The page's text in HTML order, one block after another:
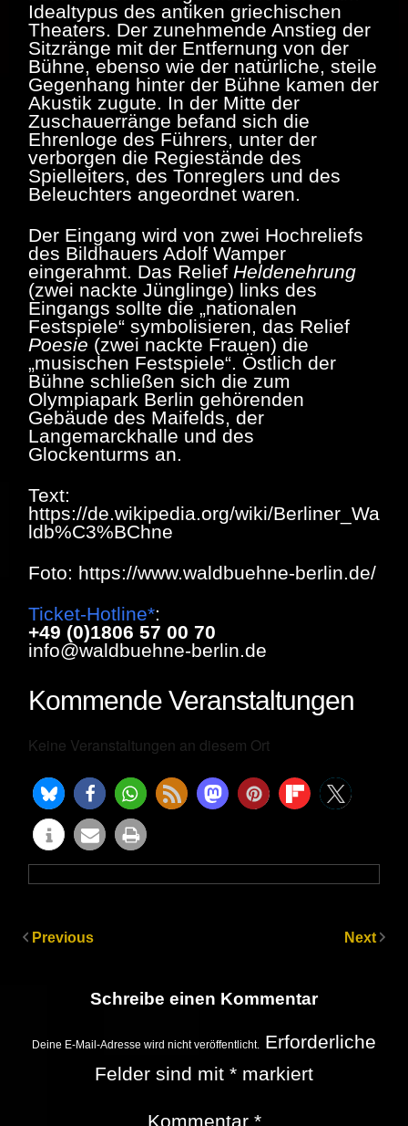
Idealtypus des antiken griechischen
Theaters. Der zunehmende Anstieg der
Sitzränge mit der Entfernung von der
Bühne, ebenso wie der natürliche, steile
Gegenhang hinter der Bühne kamen der
Akustik zugute. In der Mitte der
Zuschauerränge befand sich die
Ehrenloge des Führers, unter der
verborgen die Regiestände des
Spielleiters, des Tonreglers und des
Beleuchters angeordnet waren.
Der Eingang wird von zwei Hochreliefs
des Bildhauers Adolf Wamper
eingerahmt. Das Relief Heldenehrung
(zwei nackte Jünglinge) links des
Eingangs sollte die „nationalen
Festspiele“ symbolisieren, das Relief
Poesie (zwei nackte Frauen) die
„musischen Festspiele“. Östlich der
Bühne schließen sich die zum
Olympiapark Berlin gehörenden
Gebäude des Maifelds, der
Langemarckhalle und des
Glockenturms an.
Text:
https://de.wikipedia.org/wiki/Berliner_Wa
ldb%C3%BChne
Foto: https://www.waldbuehne-berlin.de/
Ticket-Hotline*:
+49 (0)1806 57 00 70
info@waldbuehne-berlin.de
Kommende Veranstaltungen
Keine Veranstaltungen an diesem Ort
Previous Next
Schreibe einen Kommentar
Deine E-Mail-Adresse wird nicht veröffentlicht. Erforderliche
Felder sind mit * markiert
Kommentar *